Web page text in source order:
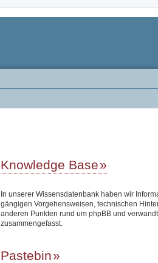
Knowledge Base
In unserer Wissensdatenbank haben wir
gängigen Vorgehensweisen, technischen
anderen Punkten rund um phpBB und
zusammengefasst.
Pastebin